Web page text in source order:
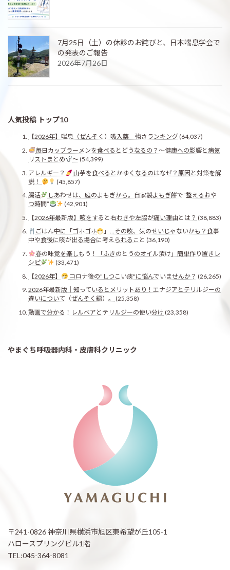
7月25日（土）の休診のお詫びと、日本喘息学会で
の発表のご報告
2026年7月26日
人気投稿 トップ10
【2026年】喘息（ぜんそく）吸入薬 強さランキング(64,037)
毎日カップラーメンを食べるとどうなるの？〜健康への影響と病気
リストまとめ
〜(54,399)
アレルギー？
山芋を食べるとかゆくなるのはなぜ？原因と対策を解
説！
(45,857)
腸活
しあわせは、庭のよもぎから。自家製よもぎ餅で“整えるおや
つ時間”
(42,901)
【2026年最新版】咳をすると右わきや左脇が痛い理由とは？ (38,883)
ごはん中に「ゴホゴホ
」…その咳、気のせいじゃないかも？食事
中や食後に咳が出る場合に考えられること (36,190)
春の味覚を楽しもう！「ふきのとうのオイル漬け」簡単作り置きレ
シピ
(33,471)
【2026年】
コロナ後の"しつこい痰"に悩んでいませんか？ (26,265)
2026年最新版｜知っているとメリットあり！エナジアとテリルジーの
違いについて（ぜんそく編）。
(25,358)
動画で分かる！レルベアとテリルジーの使い分け (23,358)
やまぐち呼吸器内科・皮膚科クリニック
〒241-0826 神奈川県横浜市旭区東希望が丘105-1
ハロースプリングビル1階
TEL:045-364-8081